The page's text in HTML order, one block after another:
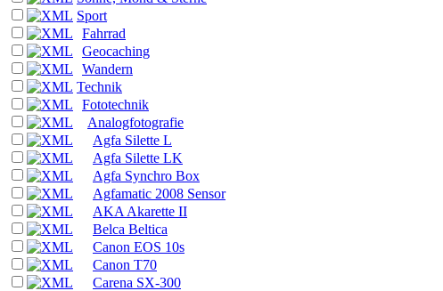
Sport
Fahrrad
Geocaching
Wandern
Technik
Fototechnik
Analogfotografie
Agfa Silette L
Agfa Silette LK
Agfa Synchro Box
Agfamatic 2008 Sensor
AKA Akarette II
Belca Beltica
Canon EOS 10s
Canon T70
Carena SX-300